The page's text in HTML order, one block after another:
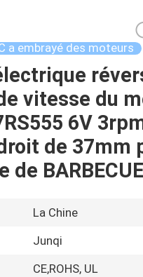
a embrayé des moteurs
vitesse du
6V
de 37mm
de BARBECUE
La Chine
Junqi
CE,ROHS, UL